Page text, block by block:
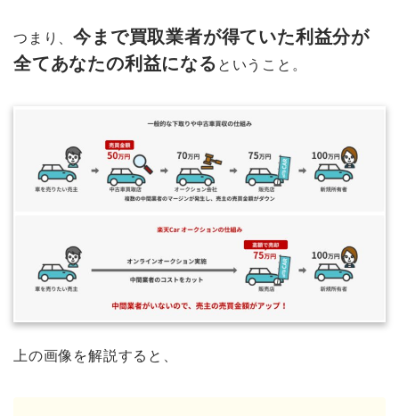
つまり、今まで買取業者が得ていた利益分が
全てあなたの利益になる ということ。
上の画像を解説すると、